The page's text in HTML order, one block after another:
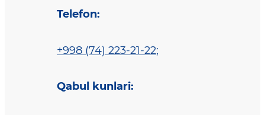
Telefon:
+998 (74) 223-21-22;
Qabul kunlari: